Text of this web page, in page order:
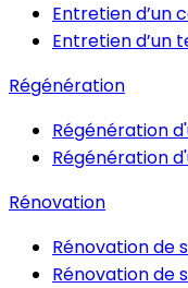
Entretien d’un
Entretien d’un
Régénération
Régénération
Régénération
Rénovation
Rénovation de
Rénovation de